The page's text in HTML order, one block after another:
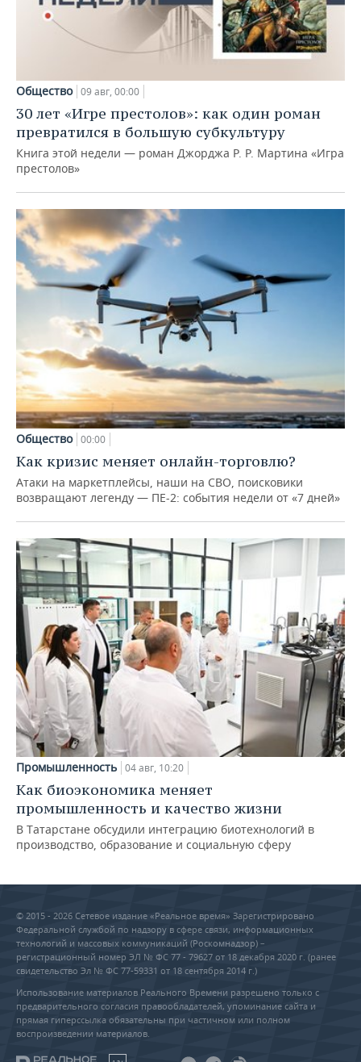
Общество 09 авг, 00:00
30 лет «Игре престолов»: как один роман
превратился в большую субкультуру
Книга этой недели — роман Джорджа Р. Р. Мартина «Игра
престолов»
Общество 00:00
Как кризис меняет онлайн-торговлю?
Атаки на маркетплейсы, наши на СВО, поисковики
возвращают легенду — ПЕ-2: события недели от «7 дней»
Промышленность 04 авг, 10:20
Как биоэкономика меняет
промышленность и качество жизни
В Татарстане обсудили интеграцию биотехнологий в
производство, образование и социальную сферу
© 2015 - 2026 Сетевое издание «Реальное время» Зарегистрировано
Федеральной службой по надзору в сфере связи, информационных
технологий и массовых коммуникаций (Роскомнадзор) –
регистрационный номер ЭЛ № ФС 77 - 79627 от 18 декабря 2020 г. (ранее
свидетельство Эл № ФС 77-59331 от 18 сентября 2014 г.)
Использование материалов Реального Времени разрешено только с
предварительного согласия правообладателей, упоминание сайта и
прямая гиперссылка обязательны при частичном или полном
воспроизведении материалов.